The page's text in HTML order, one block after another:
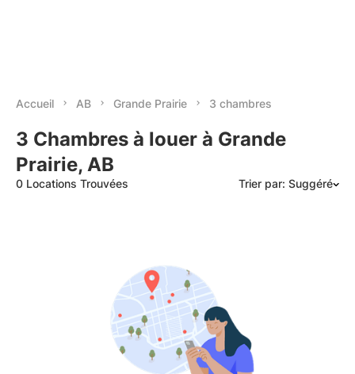
Accueil AB Grande Prairie 3 chambres
3 Chambres à louer à Grande
Prairie, AB
0 Locations Trouvées Trier par: Suggéré
Date: les plus anciens d’abord